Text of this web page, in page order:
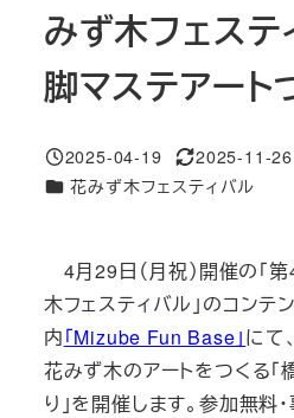
みず木フェステ
脚マステアート
投稿日
2025-04-19
更新日
2025-11-26
カテゴリー
花みず木フェスティバル
4月29日（月祝）開催の「
木フェスティバル」のコンテ
内「Mizube Fun Base」にて
花みず木のアートをつくる「
り」を開催します。参加無料